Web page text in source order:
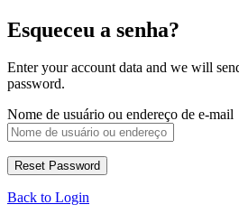
Esqueceu a senha?
Enter your account data and we will
password.
Nome de usuário ou endereço de e-mail
Back to Login